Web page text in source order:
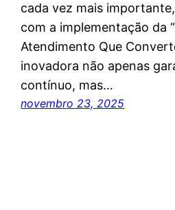
cada vez mais
com a implementação da
Atendimento Que
inovadora não apenas
contínuo, mas…
novembro 23, 2025